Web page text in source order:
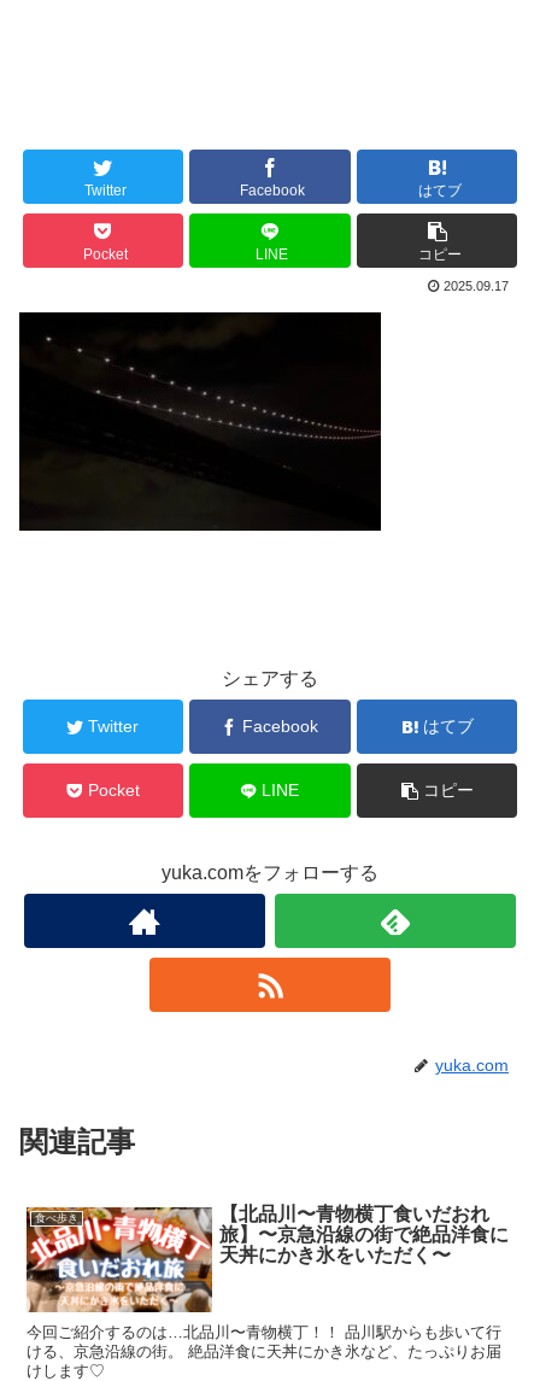
Twitter Facebook はてブ
Pocket LINE コピー
2025.09.17
シェアする
Twitter Facebook はてブ
Pocket LINE コピー
yuka.comをフォローする
yuka.com
関連記事
食べ歩き
【北品川〜青物横丁食いだおれ
旅】〜京急沿線の街で絶品洋食に
天丼にかき氷をいただく〜
今回ご紹介するのは…北品川〜青物横丁！！ 品川駅からも歩いて行
ける、京急沿線の街。 絶品洋食に天丼にかき氷など、たっぷりお届
けします♡